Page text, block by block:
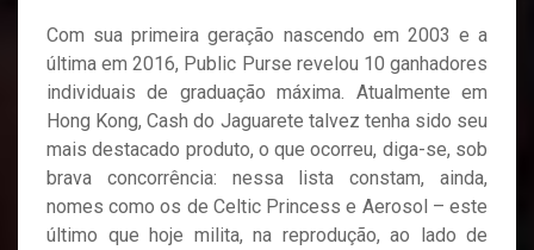
Com sua primeira geração nascendo em 2003 e a
última em 2016, Public Purse revelou 10 ganhadores
individuais de graduação máxima. Atualmente em
Hong Kong, Cash do Jaguarete talvez tenha sido seu
mais destacado produto, o que ocorreu, diga-se, sob
brava concorrência: nessa lista constam, ainda,
nomes como os de Celtic Princess e Aerosol – este
último que hoje milita, na reprodução, ao lado de